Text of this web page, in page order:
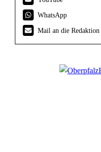
WhatsApp
Mail an die Redaktion